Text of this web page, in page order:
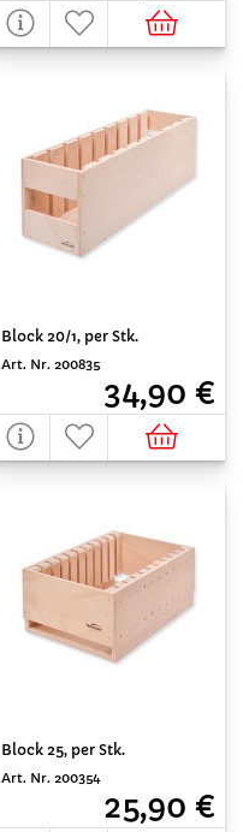
Block 20/1, per Stk.
Art. Nr. 200835
34,90 €
Block 25, per Stk.
Art. Nr. 200354
25,90 €